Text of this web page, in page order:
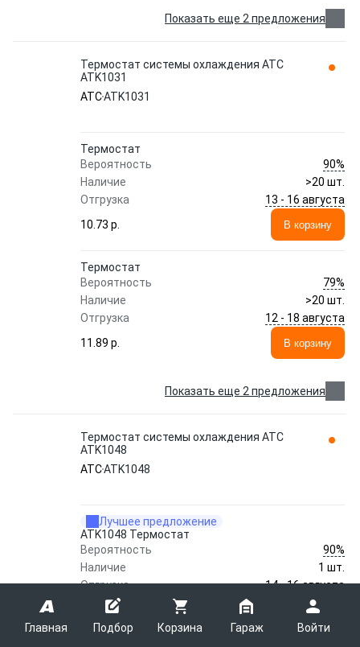
Главная Подбор Корзина Гараж Войти
Показать еще 2 предложения
Термостат системы охлаждения ATC
ATK1031
ATCATK1031
Термостат
Вероятность
90%
Наличие
>20 шт.
Отгрузка
13 - 16 августа
10.73 p.
В корзину
Термостат
Вероятность
79%
Наличие
>20 шт.
Отгрузка
12 - 18 августа
11.89 p.
В корзину
Показать еще 2 предложения
Термостат системы охлаждения ATC
ATK1048
ATCATK1048
Лучшее предложение
ATK1048 Термостат
Вероятность
90%
Наличие
1 шт.
Отгрузка
14 - 16 августа
12.14 p.
В корзину